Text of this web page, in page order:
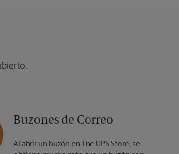
Buzones de Correo
Al abrir un buzón en The UPS Store, se